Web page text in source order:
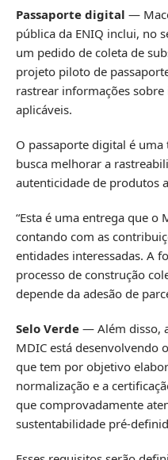
Passaporte digital —
pública da ENIQ inclui, no
um pedido de coleta de
projeto piloto de
rastrear informações
aplicáveis.
O passaporte digital é
busca melhorar a
autenticidade de produtos
“Esta é uma entrega que o
contando com as
entidades interessadas. A
processo de construção
depende da adesão de
Selo Verde — Além disso,
MDIC está desenvolvendo
que tem por objetivo
normalização e a
que comprovadamente
sustentabilidade pré-